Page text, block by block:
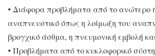
• Διάφορα προβλήματα από το ανώτερο
αναπνευστικό όπως η λοίμωξη του
βρογχικό άσθμα, η πνευμονική εμβολή
• Προβλήματα από το κυκλοφορικό